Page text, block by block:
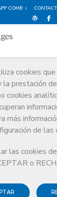
COMB
cookies
la prestación
cookies
más
de las
las cookies
o
Privada
Profesional
privada